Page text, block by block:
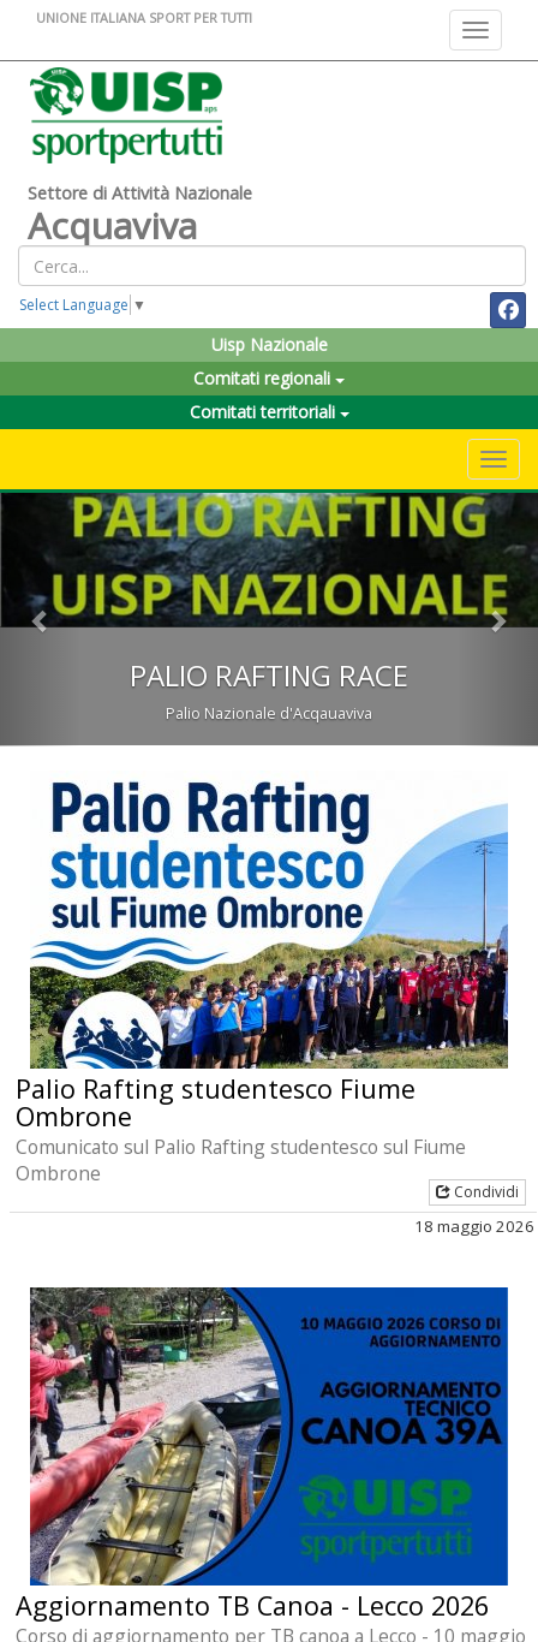
Toggle
UNIONE ITALIANA SPORT PER TUTTI
Settore di Attività Nazionale
Acquaviva
Select Language ▼
Uisp Nazionale
Comitati regionali
Comitati territoriali
Tagliamento libero
Manifestazione 2024
Previous
Palio Rafting studentesco Fiume
Ombrone
Comunicato sul Palio Rafting studentesco sul Fiume
Ombrone
Condividi
18 maggio 2026
Aggiornamento TB Canoa - Lecco 2026
Corso di aggiornamento per TB canoa a Lecco - 10 maggio